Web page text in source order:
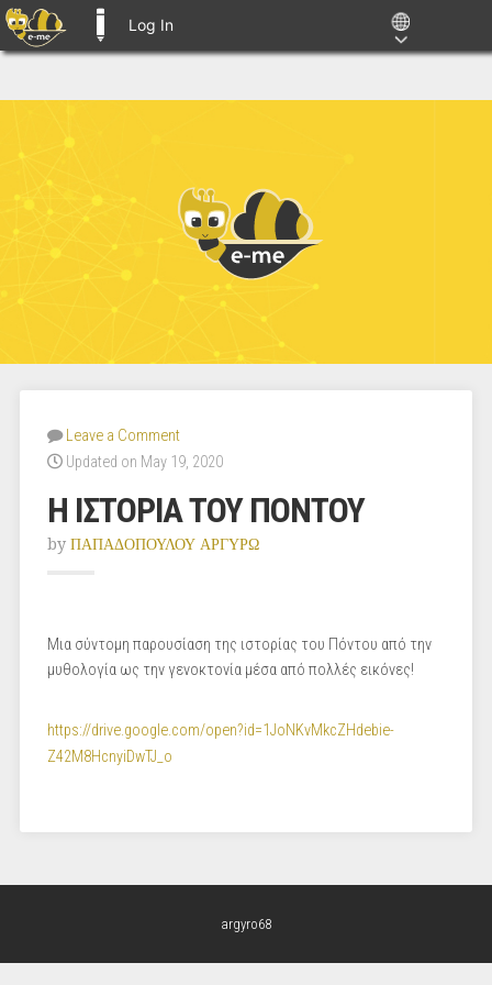
Log In
Leave a Comment
Updated on May 19, 2020
Η ΙΣΤΟΡΙΑ ΤΟΥ ΠΟΝΤΟΥ
by ΠΑΠΑΔΟΠΟΥΛΟΥ ΑΡΓΥΡΩ
Μια σύντομη παρουσίαση της ιστορίας του Πόντου από την
μυθολογία ως την γενοκτονία μέσα από πολλές εικόνες!
https://drive.google.com/open?id=1JoNKvMkcZHdebie-
Z42M8HcnyiDwTJ_o
argyro68